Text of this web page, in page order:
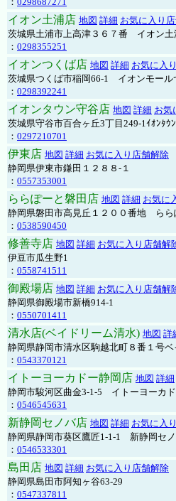
イオン土浦店 地図 詳細 お気に入り
茨城県土浦市上高津３６７番 イオン土
： 0298355251
イオンつくば店 地図 詳細 お気に入
茨城県つくば市稲岡66-1 イオンモー
： 0298392241
イオンタウン守谷店 地図 詳細 お気
茨城県守谷市百合ヶ丘3丁目249-1ｲｵﾝﾀｳ
： 0297210701
伊東店 地図 詳細 お気に入り店舗解除
静岡県伊東市鎌田１２８８-１
： 0557353001
ららぽーと磐田店 地図 詳細 お気に
静岡県磐田市高見丘１２００番地 ら
： 0538590450
修善寺店 地図 詳細 お気に入り店舗解
伊豆市瓜生野1
： 0558741511
御殿場店 地図 詳細 お気に入り店舗解
静岡県御殿場市新橋914-1
： 0550701411
清水店(ベイドリーム清水) 地図 詳
静岡県静岡市清水区駒越北町８番１号ベ
： 0543370121
イトーヨーカドー静岡店 地図 詳細
静岡市駿河区曲金3-1-5 イトーヨーカ
： 0546545631
新静岡セノバ店 地図 詳細 お気に入
静岡県静岡市葵区鷹匠1-1-1 新静岡セ
： 0546533301
島田店 地図 詳細 お気に入り店舗解除
静岡県島田市阿知ヶ谷63-29
： 0547337811